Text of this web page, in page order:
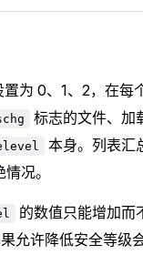
置为 0、1、2，在每
标志的文件、加
本身。列表汇
况。
的数值只能增加而
允许降低安全等级